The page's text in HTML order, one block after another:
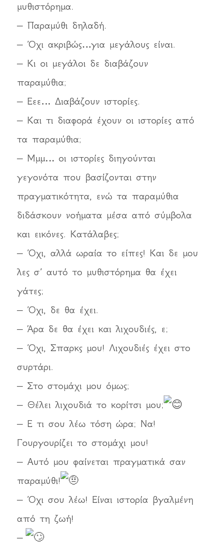
μυθιστόρημα.
– Παραμύθι δηλαδή.
– Όχι ακριβώς…για μεγάλους είναι.
– Κι οι μεγάλοι δε διαβάζουν
παραμύθια;
– Εεε… Διαβάζουν ιστορίες.
– Και τι διαφορά έχουν οι ιστορίες από
τα παραμύθια;
– Μμμ… οι ιστορίες διηγούνται
γεγονότα που βασίζονται στην
πραγματικότητα, ενώ τα παραμύθια
διδάσκουν νοήματα μέσα από σύμβολα
και εικόνες. Κατάλαβες;
– Όχι, αλλά ωραία το είπες! Και δε μου
λες σ’ αυτό το μυθιστόρημα θα έχει
γάτες;
– Όχι, δε θα έχει.
– Άρα δε θα έχει και λιχουδιές, ε;
– Όχι, Σπαρκς μου! Λιχουδιές έχει στο
συρτάρι.
– Στο στομάχι μου όμως;
– Θέλει λιχουδιά το κορίτσι μου;
– Ε τι σου λέω τόση ώρα; Να!
Γουργουρίζει το στομάχι μου!
– Αυτό μου φαίνεται πραγματικά σαν
παραμύθι!
– Όχι σου λέω! Είναι ιστορία βγαλμένη
από τη ζωή!
–